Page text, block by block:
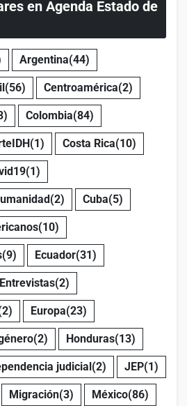
en Agenda Estado de
Argentina(44)
(56) Centroamérica(2)
Colombia(84)
(1) Costa Rica(10)
(1)
(2) Cuba(5)
(10)
(9) Ecuador(31)
Entrevistas(2)
Europa(23)
(2) Honduras(13)
judicial(2) JEP(1)
Migración(3) México(86)